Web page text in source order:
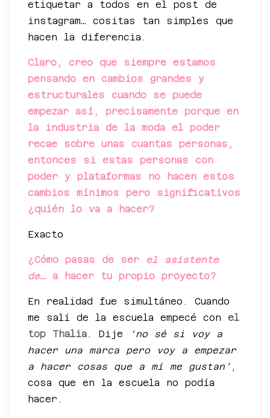
etiquetar a todos en el post de
instagram… cositas tan simples que
hacen la diferencia.
Claro, creo que siempre estamos
pensando en cambios grandes y
estructurales cuando se puede
empezar así, precisamente porque en
la industria de la moda el poder
recae sobre unas cuantas personas,
entonces si estas personas con
poder y plataformas no hacen estos
cambios mínimos pero significativos
¿quién lo va a hacer?
Exacto
¿Cómo pasas de ser
el asistente
de… a hacer tu propio proyecto?
En realidad fue simultáneo. Cuando
me salí de la escuela empecé con el
top Thalia . Dije
‘no sé si voy a
hacer una marca pero voy a empezar
a hacer cosas que a mí me gustan’ ,
cosa que en la escuela no podía
hacer.